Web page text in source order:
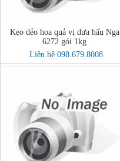
Kẹo dẻo hoa quả vị dưa hấu Nga
6272 gói 1kg
Liên hệ 098.679.8008